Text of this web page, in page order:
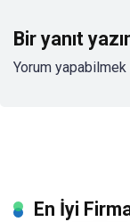
Bir yanıt
Yorum
En İyi